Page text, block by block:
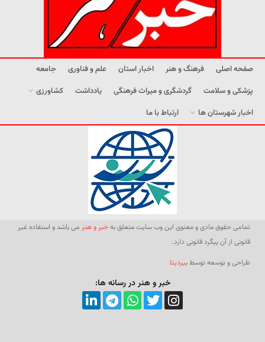
صفحه اصلی فرهنگ و هنر اخبار استان علم و فناوری
جامعه
پزشکی و سلامت
گردشگری و میراث فرهنگی یادداشت
کشاورزی
اخبار شهرستان ها
ارتباط با ما
تمامی حقوق مادی و معنوی این وب سایت متعلق بهخبر و هنر می باشد و استفاده غیر
قانونی از آن پیگرد قانونی دارد.
طراحی و توسعه توسطبیردیتا
خبر و هنر در رسانه ها: